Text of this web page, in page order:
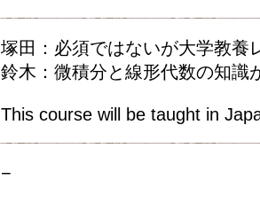
塚田：必須ではないが大学教養
鈴木：微積分と線形代数の知識
This course will be taught in
−